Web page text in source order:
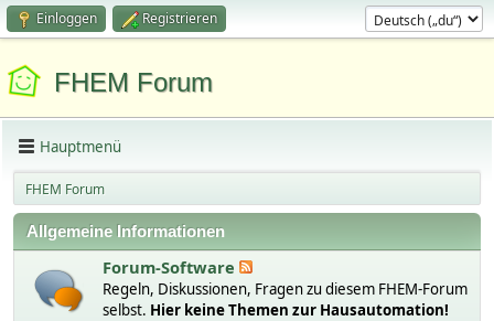
Einloggen Registrieren
FHEM Forum
Hauptmenü
FHEM Forum
Allgemeine Informationen
Forum-Software
Regeln, Diskussionen, Fragen zu diesem FHEM-Forum
selbst. Hier keine Themen zur Hausautomation!